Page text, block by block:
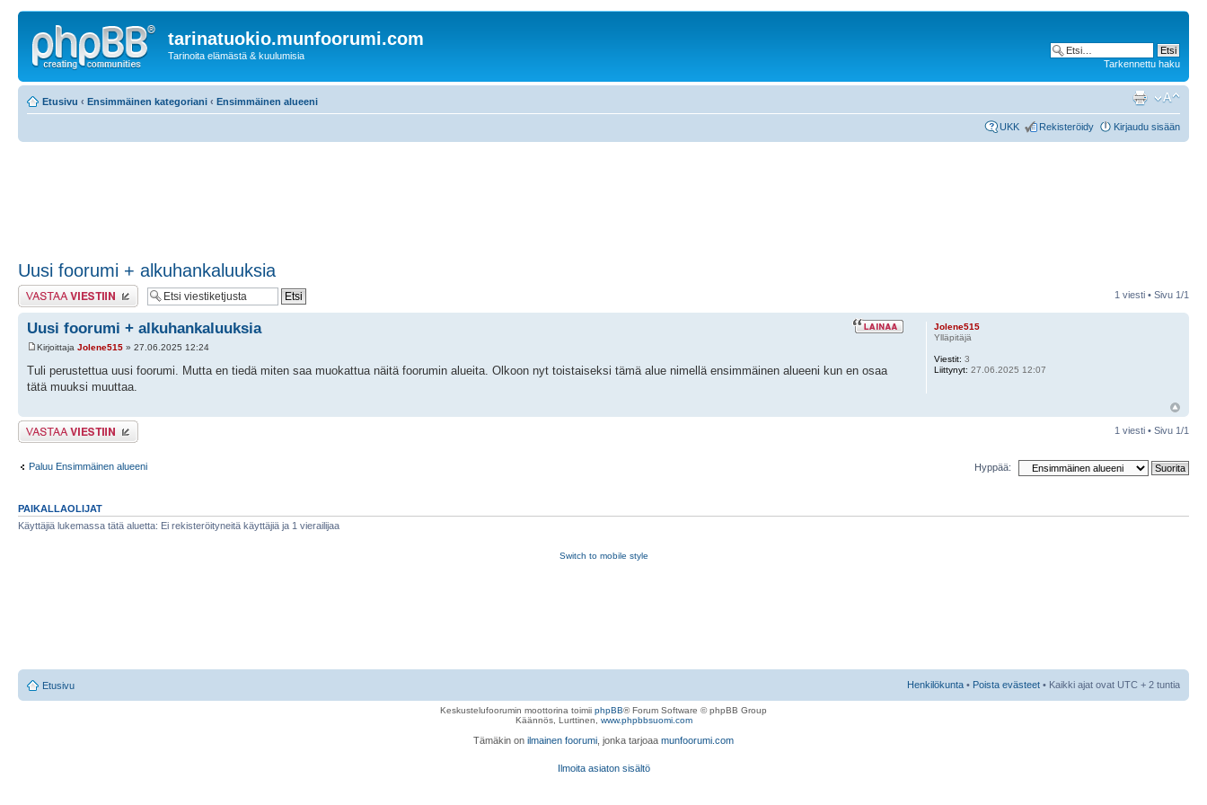
tarinatuokio.munfoorumi.com
Tarinoita elämästä & kuulumisia
Tarkennettu haku
Etusivu ‹ Ensimmäinen kategoriani ‹ Ensimmäinen alueeni
UKK Rekisteröidy Kirjaudu sisään
Uusi foorumi + alkuhankaluuksia
Lähetä vastaus 1 viesti • Sivu 1/1
Uusi foorumi + alkuhankaluuksia
Kirjoittaja Jolene515 » 27.06.2025 12:24
Tuli perustettua uusi foorumi. Mutta en tiedä miten saa muokattua näitä foorumin alueita. Olkoon nyt toistaiseksi tämä alue nimellä ensimmäinen alueeni kun en osaa
tätä muuksi muuttaa.
Jolene515
Ylläpitäjä
Viestit: 3
Liittynyt: 27.06.2025 12:07
Lähetä vastaus 1 viesti • Sivu 1/1
Paluu Ensimmäinen alueeni Hyppää:
PAIKALLAOLIJAT
Käyttäjiä lukemassa tätä aluetta: Ei rekisteröityneitä käyttäjiä ja 1 vierailijaa
Switch to mobile style
Etusivu Henkilökunta • Poista evästeet • Kaikki ajat ovat UTC + 2 tuntia
Keskustelufoorumin moottorina toimii phpBB® Forum Software © phpBB Group
Käännös, Lurttinen, www.phpbbsuomi.com
Tämäkin on ilmainen foorumi , jonka tarjoaa munfoorumi.com
Ilmoita asiaton sisältö